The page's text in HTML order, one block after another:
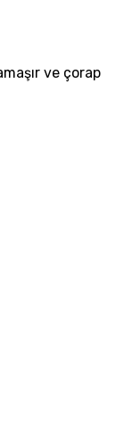
ve çorap